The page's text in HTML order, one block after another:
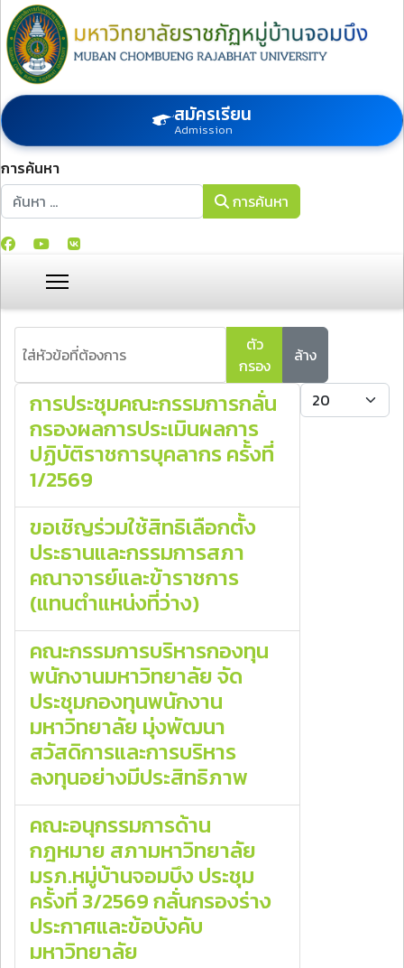
สมัครเรียน
Admission
การค้นหา
การค้นหา
การค้นหา
ตัว
กรอง
ล้าง
แสดง #
การประชุมคณะกรรมการกลั่น
กรองผลการประเมินผลการ
ปฏิบัติราชการบุคลากร ครั้งที่
1/2569
ขอเชิญร่วมใช้สิทธิเลือกตั้ง
ประธานและกรรมการสภา
คณาจารย์และข้าราชการ
(แทนตำแหน่งที่ว่าง)
คณะกรรมการบริหารกองทุน
พนักงานมหาวิทยาลัย จัด
ประชุมกองทุนพนักงาน
มหาวิทยาลัย มุ่งพัฒนา
สวัสดิการและการบริหาร
ลงทุนอย่างมีประสิทธิภาพ
คณะอนุกรรมการด้าน
กฎหมาย สภามหาวิทยาลัย
มรภ.หมู่บ้านจอมบึง ประชุม
ครั้งที่ 3/2569 กลั่นกรองร่าง
ประกาศและข้อบังคับ
มหาวิทยาลัย